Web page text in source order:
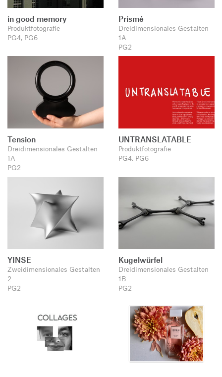
in good memory
Produktfotografie
PG4, PG6
Prismé
Dreidimensionales Gestalten
1A
PG2
Tension
Dreidimensionales Gestalten
1A
PG2
UNTRANSLATABLE
Produktfotografie
PG4, PG6
YINSE
Zweidimensionales Gestalten
2
PG2
Kugelwürfel
Dreidimensionales Gestalten
1B
PG2